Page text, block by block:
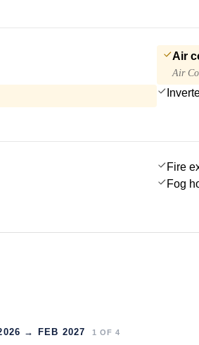
Air
Air
Fire
Fog
→ FEB 2027 1 OF 4